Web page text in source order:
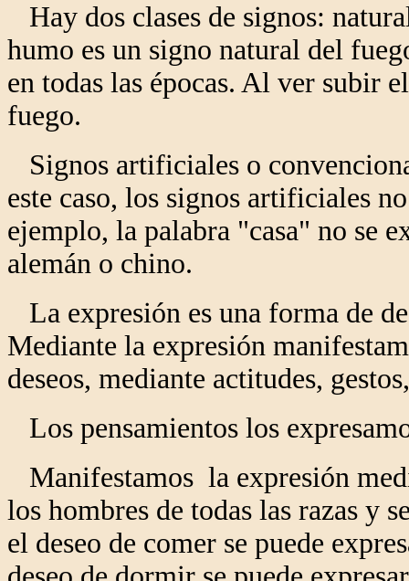
Hay dos clases de signos:
humo es un signo natural del
en todas las épocas. Al ver subir
fuego.
Signos artificiales o
este caso, los signos artificiales
ejemplo, la palabra "casa" no se
alemán o chino.
La expresión es una forma de
Mediante la expresión
deseos, mediante actitudes,
Los pensamientos los
Manifestamos la expresión
los hombres de todas las razas y
el deseo de comer se puede